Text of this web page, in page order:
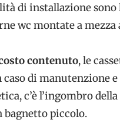
di installazione sono
wc montate a
contenuto, le
di manutenzione
c’è l’ingombro
bagnetto piccolo.